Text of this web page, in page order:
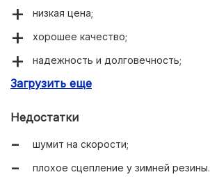
низкая цена;
хорошее качество;
надежность и долговечность;
богатый ассортимент.
Загрузить еще
Недостатки
шумит на скорости;
плохое сцепление у зимней резины.